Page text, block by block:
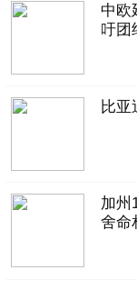
中欧
吁团
比亚
加州
舍命